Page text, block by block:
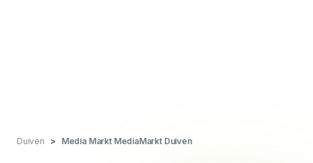
Duiven Media Markt MediaMarkt Duiven